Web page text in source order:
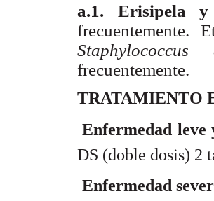
a.1. Erisipela
frecuentemente.
Staphylococcus
frecuentemente.
TRATAMIENTO
 Enfermedad
DS (doble dosis) 2
 Enfermedad